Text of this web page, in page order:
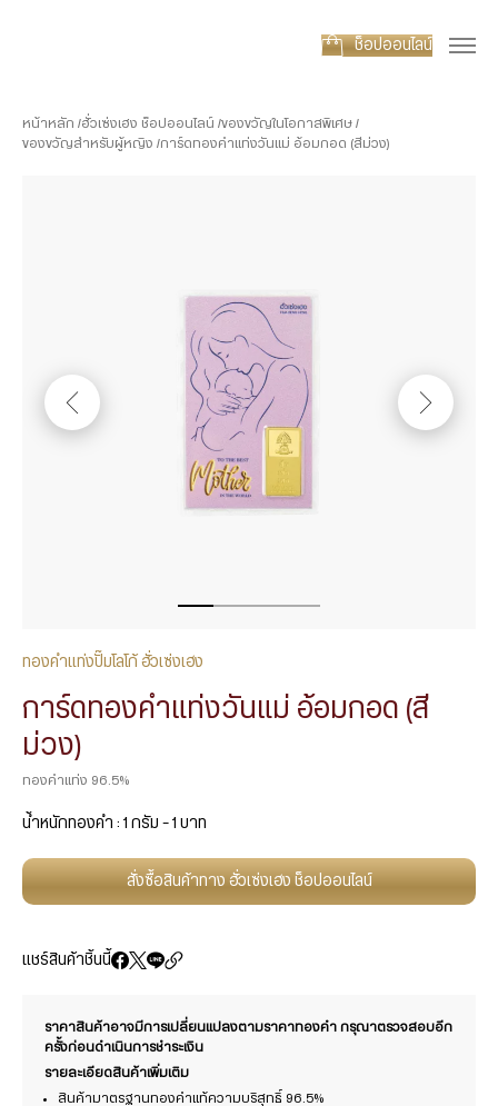
ช็อปออนไลน์
หน้าหลัก ฮั่วเซ่งเฮง ช็อปออนไลน์ ของขวัญในโอกาสพิเศษ
ของขวัญสำหรับผู้หญิง
การ์ดทองคำแท่งวันแม่ อ้อมกอด (สีม่วง)
ทองคำแท่งปั๊มโลโก้ ฮั่วเซ่งเฮง
การ์ดทองคำแท่งวันแม่ อ้อมกอด (สี
ม่วง)
ทองคำแท่ง 96.5%
น้ำหนักทองคำ : 1 กรัม – 1 บาท
สั่งซื้อสินค้าทาง ฮั่วเซ่งเฮง ช็อปออนไลน์
แชร์สินค้าชิ้นนี้
ราคาสินค้าอาจมีการเปลี่ยนแปลงตามราคาทองคำ กรุณาตรวจสอบอีก
ครั้งก่อนดำเนินการชำระเงิน
รายละเอียดสินค้าเพิ่มเติม
สินค้ามาตรฐานทองคำแท้ความบริสุทธิ์ 96.5%